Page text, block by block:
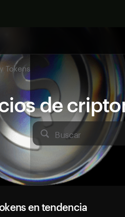
de
Buscar
Tokens
en tendencia